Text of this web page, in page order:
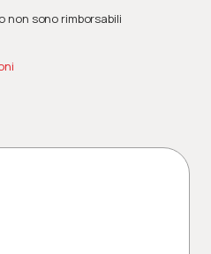
non sono rimborsabili